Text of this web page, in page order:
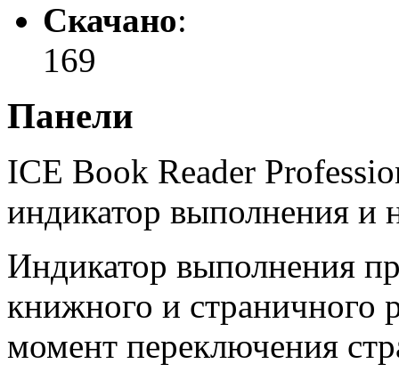
Скачано:
169
Панели
ICE Book Reader
индикатор выполнения и
Индикатор выполнения
книжного и страничного
момент переключения